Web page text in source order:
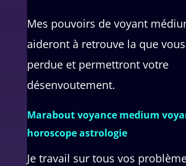
Mes pouvoirs de voyant
aideront à retrouve la que
perdue et permettront votre
désenvoutement.
Marabout voyance medium
horoscope astrologie
Je travail sur tous vos